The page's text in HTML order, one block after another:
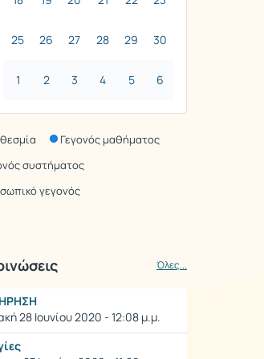
25 26 27 28 29 30
1 2 3 4 5 6
Γεγονός μαθήματος
συστήματος
γεγονός
Όλες...
28 Ιουνίου 2020 - 12:08 μ.μ.